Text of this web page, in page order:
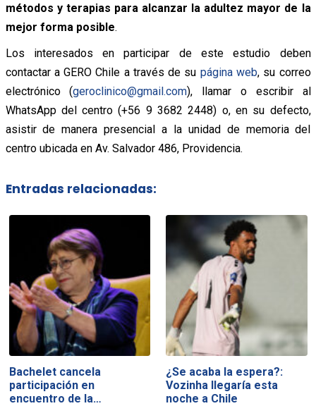
métodos y terapias para alcanzar la adultez mayor de la
mejor forma posible.
Los interesados en participar de este estudio deben
contactar a GERO Chile a través de su página web, su correo
electrónico (geroclinico@gmail.com), llamar o escribir al
WhatsApp del centro (+56 9 3682 2448) o, en su defecto,
asistir de manera presencial a la unidad de memoria del
centro ubicada en Av. Salvador 486, Providencia.
Entradas relacionadas:
Bachelet cancela
participación en
encuentro de la…
¿Se acaba la espera?:
Vozinha llegaría esta
noche a Chile